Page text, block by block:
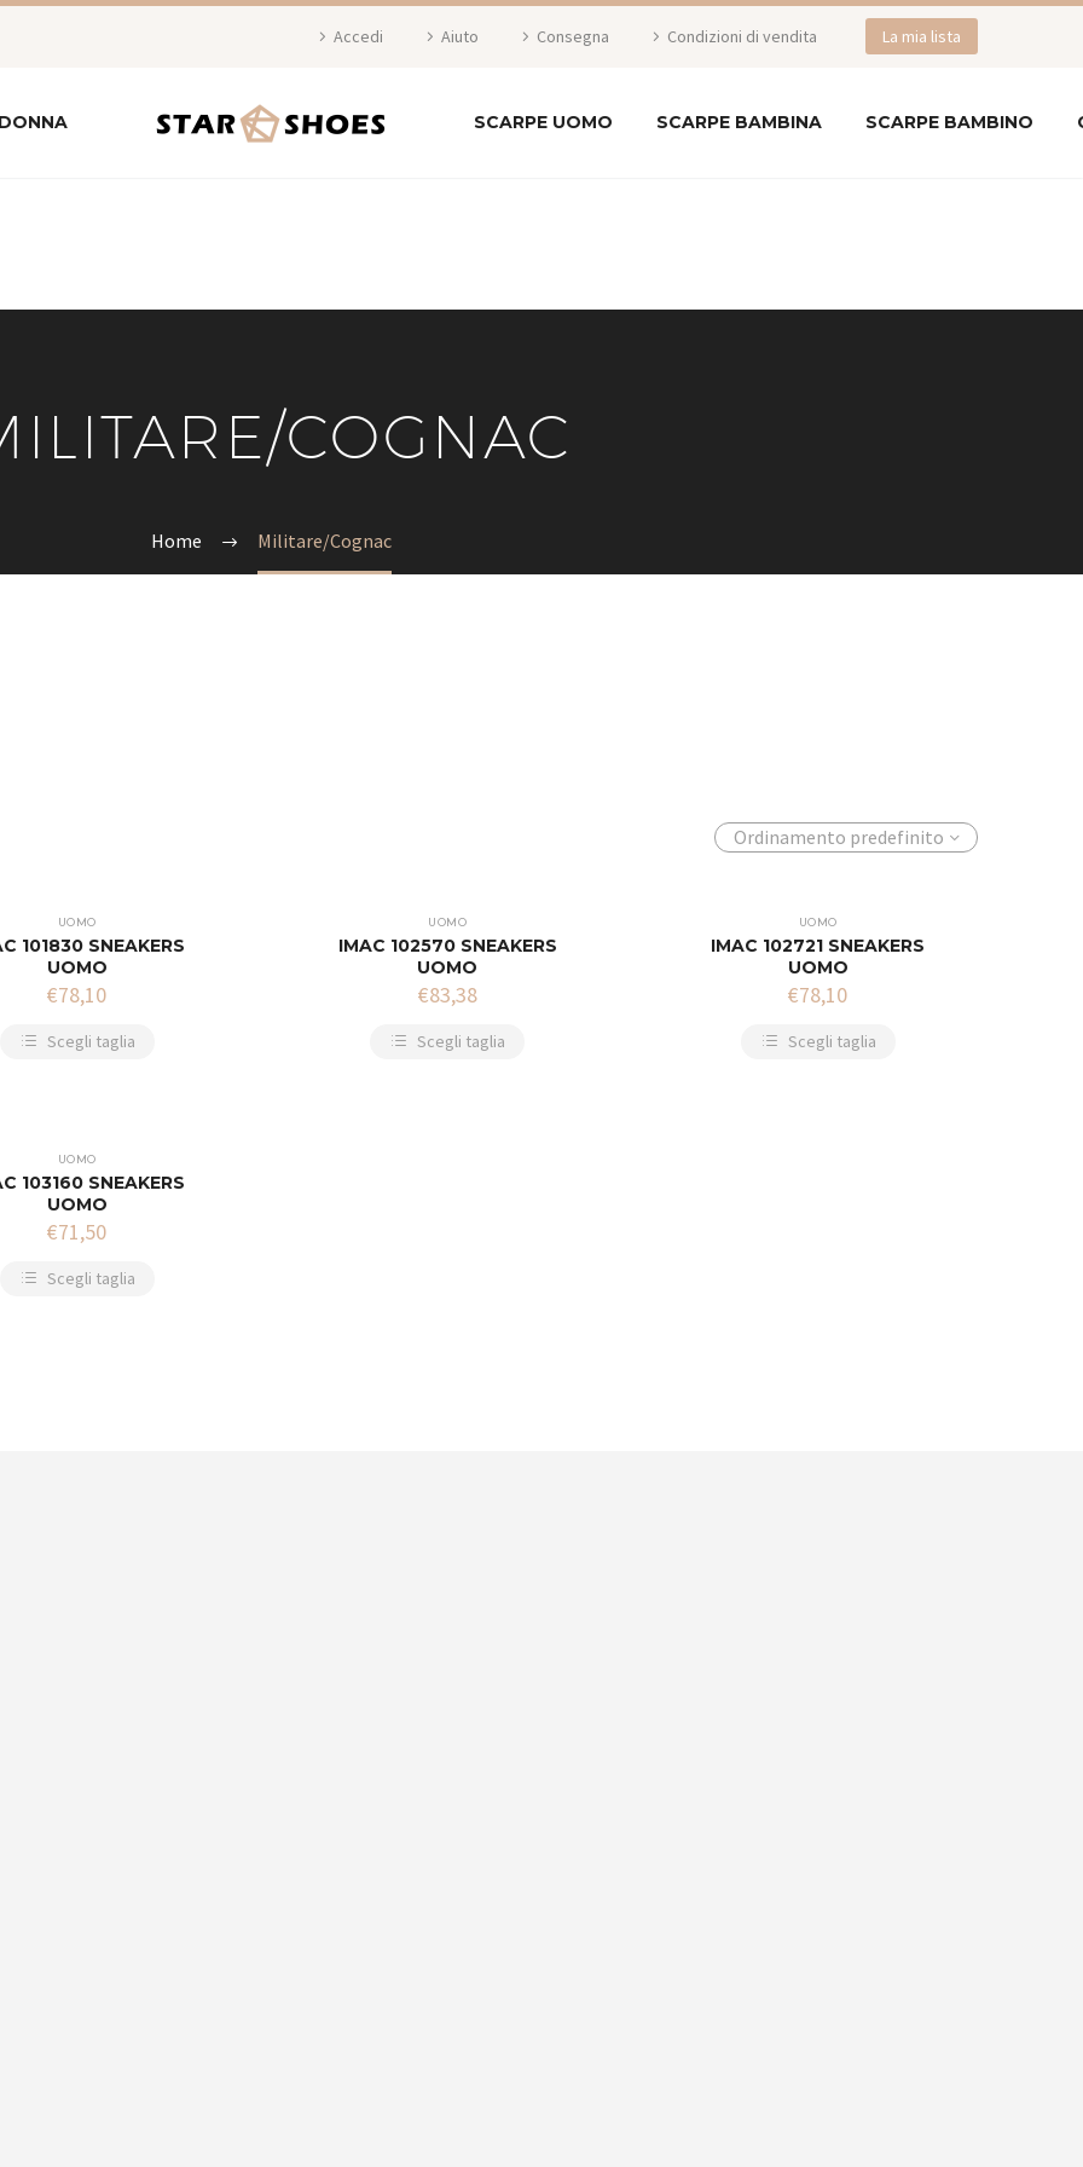
Accedi Aiuto Consegna Condizioni di vendita La mia lista
SCARPE UOMO SCARPE BAMBINA SCARPE BAMBINO
COGNAC
Home Militare/Cognac
Ordinamento predefinito
UOMO
101830 SNEAKERS
UOMO
€78,10
Scegli taglia
UOMO
IMAC 102570 SNEAKERS
UOMO
€83,38
Scegli taglia
UOMO
IMAC 102721 SNEAKERS
UOMO
€78,10
Scegli taglia
UOMO
103160 SNEAKERS
UOMO
€71,50
Scegli taglia